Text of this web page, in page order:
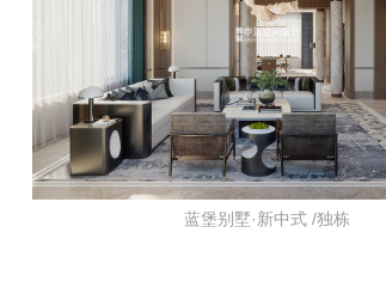
蓝堡别墅·新中式 /独栋